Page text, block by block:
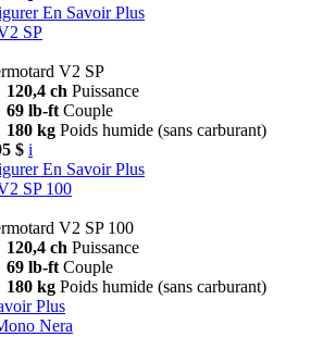
En Savoir Plus
SP
V2 SP
120,4 ch Puissance
69 lb-ft Couple
180 kg Poids humide (sans carburant)
$ i
En Savoir Plus
SP 100
V2 SP 100
120,4 ch Puissance
69 lb-ft Couple
180 kg Poids humide (sans carburant)
Plus
Nera